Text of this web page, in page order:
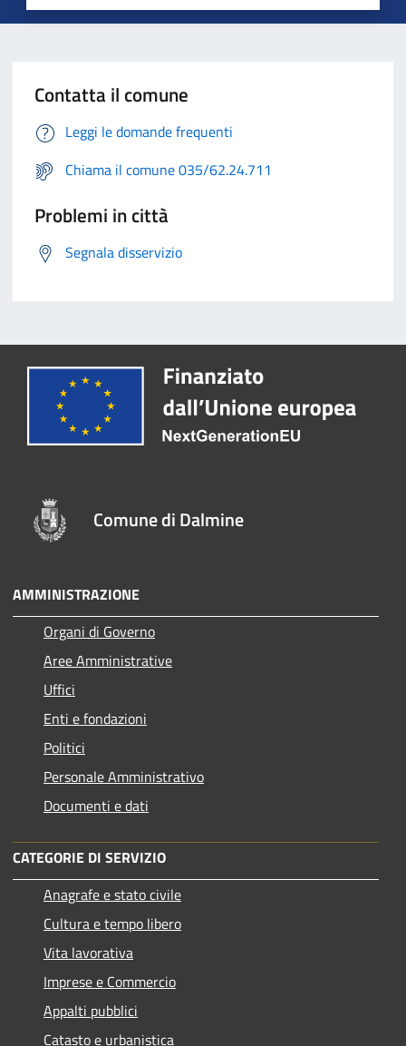
Contatta il comune
Leggi le domande frequenti
Chiama il comune 035/62.24.711
Problemi in città
Segnala disservizio
Comune di Dalmine
AMMINISTRAZIONE
Organi di Governo
Aree Amministrative
Uffici
Enti e fondazioni
Politici
Personale Amministrativo
Documenti e dati
CATEGORIE DI SERVIZIO
Anagrafe e stato civile
Cultura e tempo libero
Vita lavorativa
Imprese e Commercio
Appalti pubblici
Catasto e urbanistica